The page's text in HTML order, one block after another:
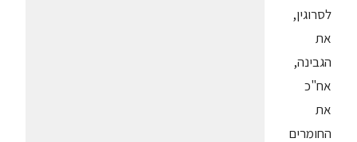
לסרוגין,
את
הגבינה,
אח"כ
את
החומרים